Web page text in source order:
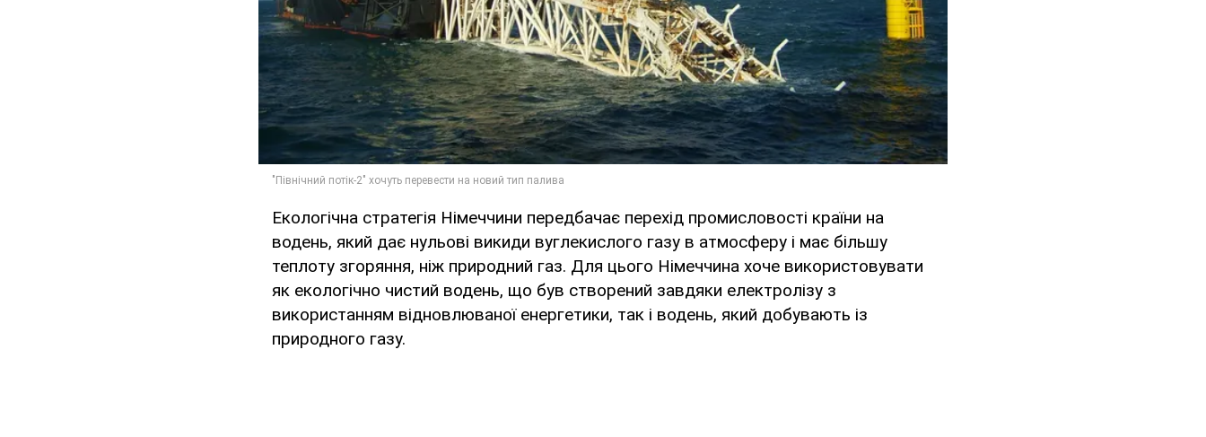
Екологічна стратегія Німеччини передбачає перехід промисловості країни на
водень, який дає нульові викиди вуглекислого газу в атмосферу і має більшу
теплоту згоряння, ніж природний газ. Для цього Німеччина хоче використовувати
як екологічно чистий водень, що був створений завдяки електролізу з
використанням відновлюваної енергетики, так і водень, який добувають із
природного газу.